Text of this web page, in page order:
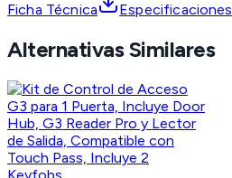
Ficha Técnica Especificaciones
Alternativas Similares